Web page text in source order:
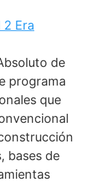
Era
de
programa
que
bases de